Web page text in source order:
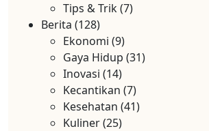
Tips & Trik(7)
Berita (128)
Ekonomi (9)
Gaya Hidup (31)
Inovasi (14)
Kecantikan (7)
Kesehatan (41)
Kuliner(25)